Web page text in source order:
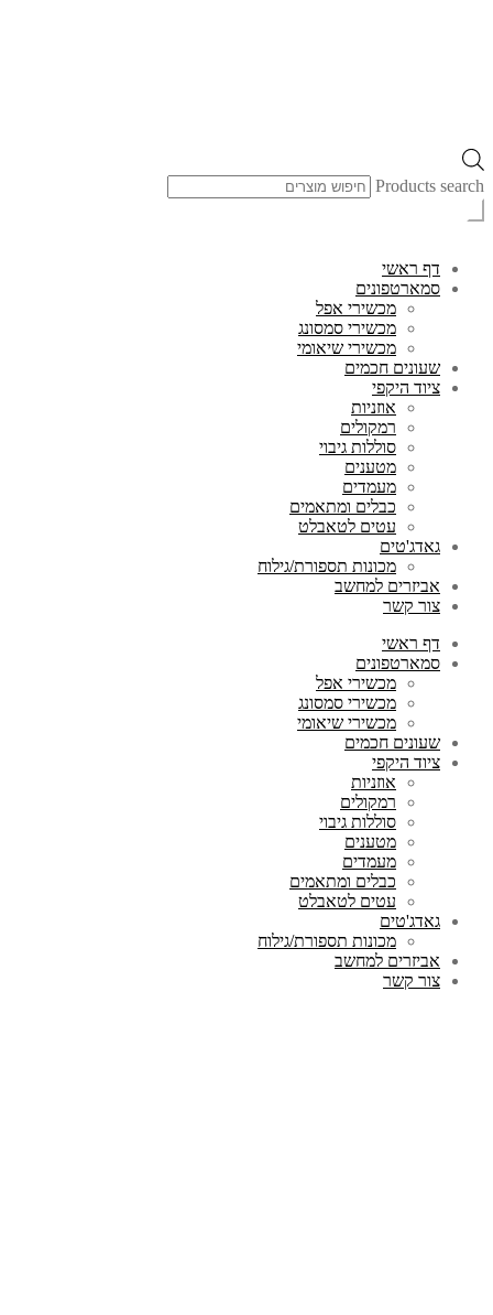
Products search
דף ראשי
סמארטפונים
מכשירי אפל
מכשירי סמסונג
מכשירי שיאומי
שעונים חכמים
ציוד היקפי
אוזניות
רמקולים
סוללות גיבוי
מטענים
מעמדים
כבלים ומתאמים
עטים לטאבלט
גאדג'טים
מכונות תספורת/גילוח
אביזרים למחשב
צור קשר
דף ראשי
סמארטפונים
מכשירי אפל
מכשירי סמסונג
מכשירי שיאומי
שעונים חכמים
ציוד היקפי
אוזניות
רמקולים
סוללות גיבוי
מטענים
מעמדים
כבלים ומתאמים
עטים לטאבלט
גאדג'טים
מכונות תספורת/גילוח
אביזרים למחשב
צור קשר